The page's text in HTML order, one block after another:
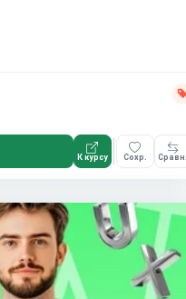
К курсу Сохр. Сравн.